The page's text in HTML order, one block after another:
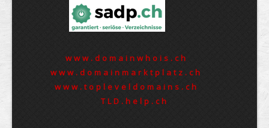
www.domainwhois.ch
www.domainmarktplatz.ch
www.topleveldomains.ch
TLD.help.ch